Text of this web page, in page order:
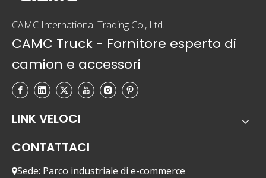
CAMC International Trading Co., Ltd.
CAMC Truck - Fornitore esperto di
camion e accessori
LINK VELOCI
CONTATTACI
Sede: Parco industriale di e-commerce